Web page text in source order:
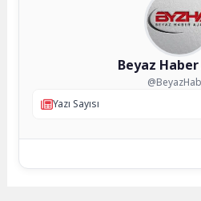
Beyaz Haber
Yazı Sayısı